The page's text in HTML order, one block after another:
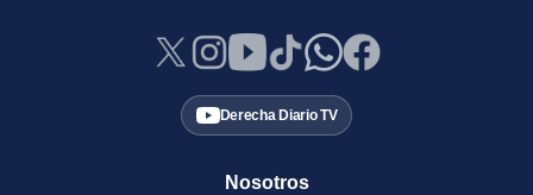
Derecha Diario TV
Nosotros